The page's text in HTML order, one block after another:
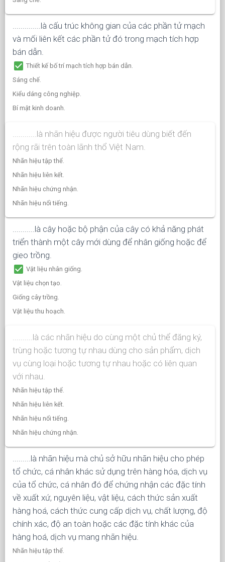
..............là cấu trúc không gian của các phần tử mạch
và mối liên kết các phần tử đó trong mạch tích hợp
bán dẫn.
check_box Thiết kế bố trí mạch tích hợp bán dẫn.
Sáng chế.
Kiểu dáng công nghiệp.
Bí mật kinh doanh.
............là nhãn hiệu được người tiêu dùng biết đến
rộng rãi trên toàn lãnh thổ Việt Nam.
Nhãn hiệu tập thể.
Nhãn hiệu liên kết.
Nhãn hiệu chứng nhận.
Nhãn hiệu nổi tiếng.
...........là cây hoặc bộ phận của cây có khả năng phát
triển thành một cây mới dùng để nhân giống hoặc để
gieo trồng.
check_box Vật liệu nhân giống.
Vật liệu chọn tạo.
Giống cây trồng.
Vật liệu thu hoạch.
..........là các nhãn hiệu do cùng một chủ thể đăng ký,
trùng hoặc tương tự nhau dùng cho sản phẩm, dịch
vụ cùng loại hoặc tương tự nhau hoặc có liên quan
với nhau.
Nhãn hiệu tập thể.
Nhãn hiệu liên kết.
Nhãn hiệu nổi tiếng.
Nhãn hiệu chứng nhận.
.........là nhãn hiệu mà chủ sở hữu nhãn hiệu cho phép
tổ chức, cá nhân khác sử dụng trên hàng hóa, dịch vụ
của tổ chức, cá nhân đó để chứng nhận các đặc tính
về xuất xứ, nguyên liệu, vật liệu, cách thức sản xuất
hàng hoá, cách thức cung cấp dịch vụ, chất lượng, độ
chính xác, độ an toàn hoặc các đặc tính khác của
hàng hoá, dịch vụ mang nhãn hiệu.
Nhãn hiệu tập thể.